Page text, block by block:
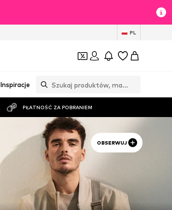
PL
Inspiracje
PŁATNOŚĆ ZA POBRANIEM
OBSERWUJ